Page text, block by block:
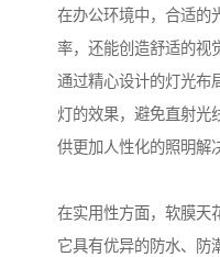
在办公环境中，合适的
率，还能创造舒适的视
通过精心设计的灯光布
灯的效果，避免直射光
供更加人性化的照明解
在实用性方面，软膜天
它具有优异的防水、防